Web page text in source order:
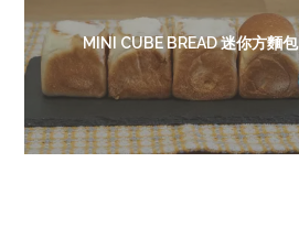
MINI CUBE BREAD 迷你方麵包